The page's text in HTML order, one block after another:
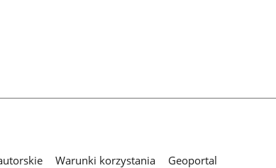
Warunki korzystania Geoportal